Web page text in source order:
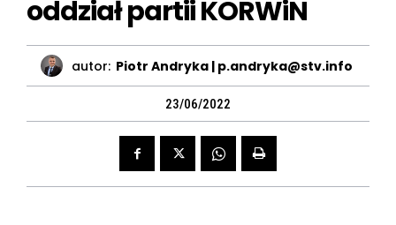
oddział partii KORWiN
autor: Piotr Andryka | p.andryka@stv.info
23/06/2022